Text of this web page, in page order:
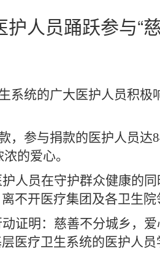
人员踊跃参与“
系统的广大医护人员积
，参与捐款的医护人员达
的爱心。
人员在守护群众健康的
不开医疗集团及各卫生院
证明：慈善不分城乡，
医疗卫生系统的医护人